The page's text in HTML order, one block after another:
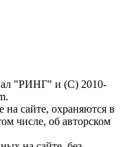
"РИНГ" и (С) 2010-
сайте, охраняются в
числе, об авторском